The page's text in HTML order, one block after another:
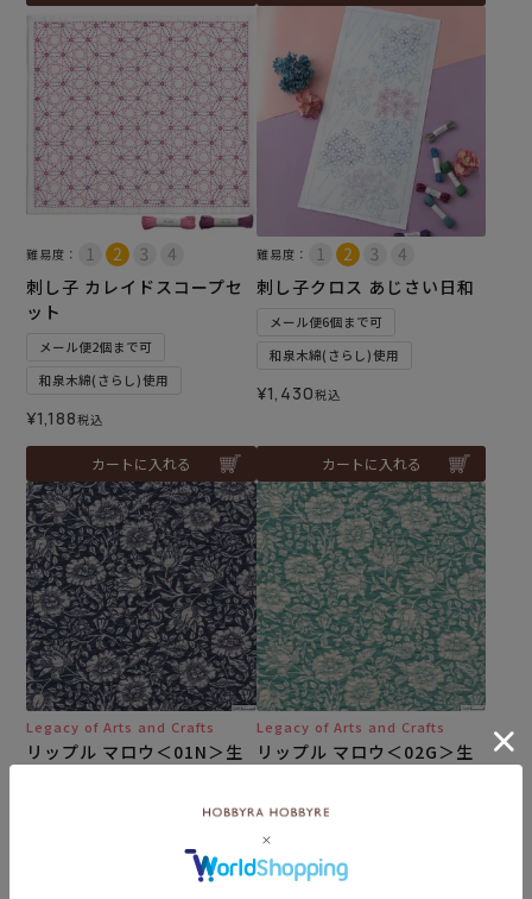
難易度：
刺し子 カレイドスコープセ
ット
メール便2個まで可
和泉木綿(さらし)使用
¥1,188税込
カートに入れる
難易度：
刺し子クロス あじさい日和
メール便6個まで可
和泉木綿(さらし)使用
¥1,430税込
カートに入れる
Legacy of Arts and Crafts
リップル マロウ＜01N＞生
Legacy of Arts and Crafts
リップル マロウ＜02G＞生
ンコレクション
メール便2mまで可
¥308税込